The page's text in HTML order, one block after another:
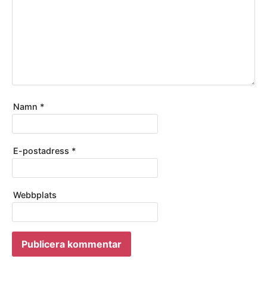
Namn *
E-postadress *
Webbplats